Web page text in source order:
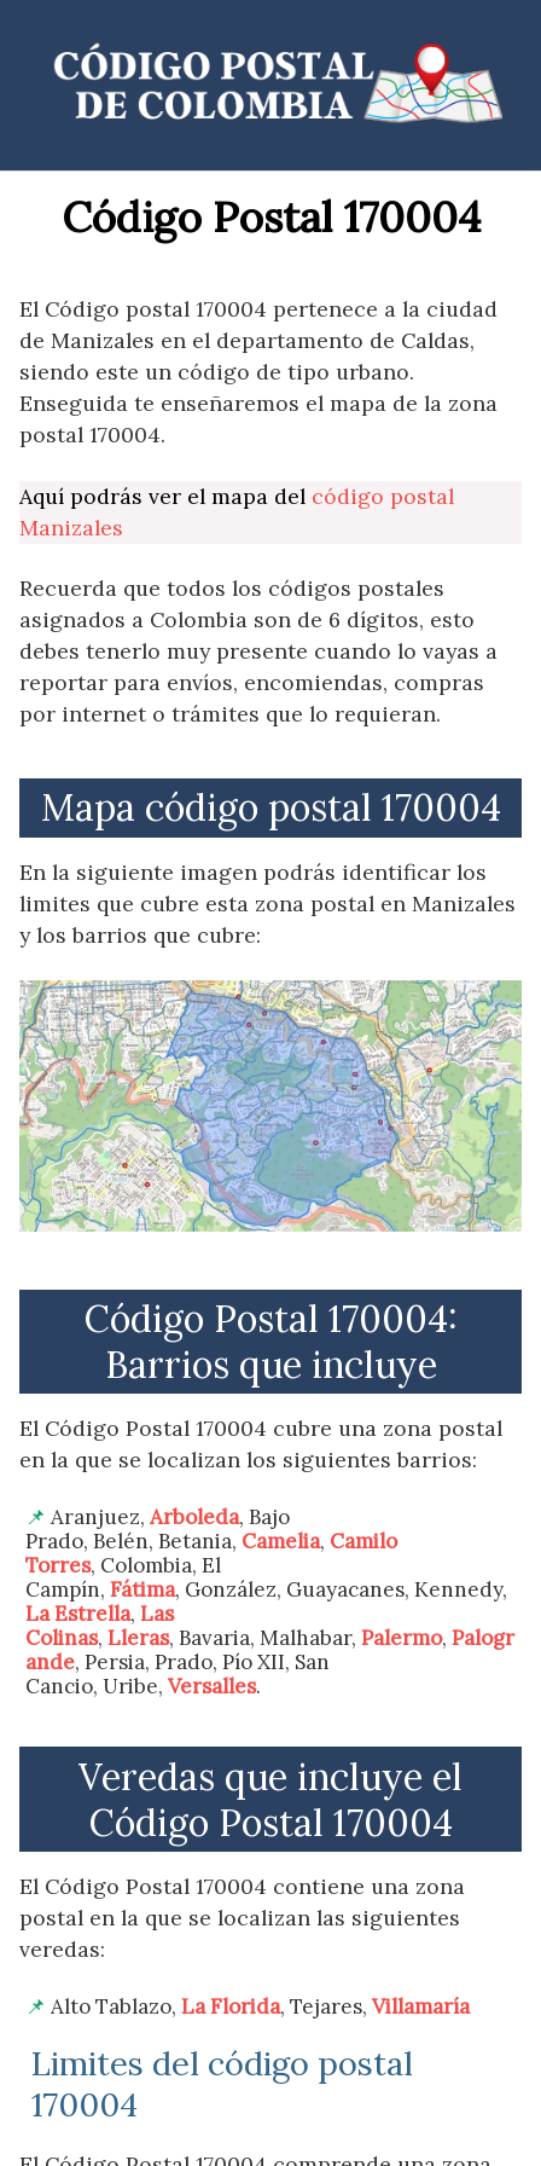
contenido
Código Postal 170004
El Código postal 170004 pertenece a la ciudad
de Manizales en el departamento de Caldas,
siendo este un código de tipo urbano.
Enseguida te enseñaremos el mapa de la zona
postal 170004.
Aquí podrás ver el mapa del código postal
Manizales
Recuerda que todos los códigos postales
asignados a Colombia son de 6 dígitos, esto
debes tenerlo muy presente cuando lo vayas a
reportar para envíos, encomiendas, compras
por internet o trámites que lo requieran.
Mapa código postal 170004
En la siguiente imagen podrás identificar los
limites que cubre esta zona postal en Manizales
y los barrios que cubre:
Código Postal 170004:
Barrios que incluye
El Código Postal 170004 cubre una zona postal
en la que se localizan los siguientes barrios:
Aranjuez, Arboleda, Bajo
Prado, Belén, Betania, Camelia, Camilo
Torres, Colombia, El
Campín, Fátima, González, Guayacanes, Kennedy,
La Estrella, Las
Colinas, Lleras, Bavaria, Malhabar, Palermo, Palogr
ande, Persia, Prado, Pío XII, San
Cancio, Uribe, Versalles.
Veredas que incluye el
Código Postal 170004
El Código Postal 170004 contiene una zona
postal en la que se localizan las siguientes
veredas:
Alto Tablazo, La Florida, Tejares, Villamaría
Limites del código postal
170004